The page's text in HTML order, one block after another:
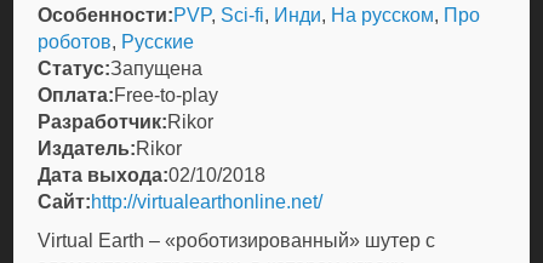
Особенности:PVP, Sci-fi, Инди, На русском, Про
роботов, Русские
Статус:Запущена
Оплата:Free-to-play
Разработчик:Rikor
Издатель:Rikor
Дата выхода:02/10/2018
Сайт:http://virtualearthonline.net/
Virtual Earth – «роботизированный» шутер с